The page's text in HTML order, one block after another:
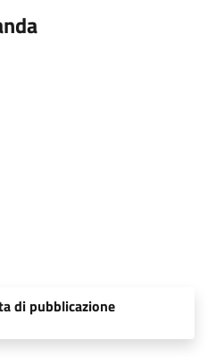
di pubblicazione